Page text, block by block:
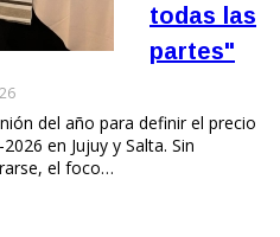
todas las
partes"
del año para definir el precio
en Jujuy y Salta. Sin
el foco…